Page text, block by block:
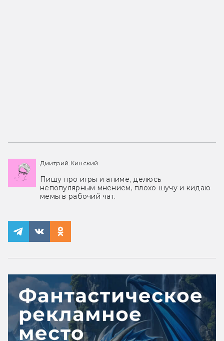
Дмитрий Кинский
Пишу про игры и аниме, делюсь
непопулярным мнением, плохо шучу и кидаю
мемы в рабочий чат.